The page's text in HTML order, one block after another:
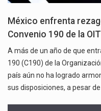
México enfrenta
Convenio 190 de la
A más de un año de que
190 (C190) de la
país aún no ha logrado
sus disposiciones, a pesar